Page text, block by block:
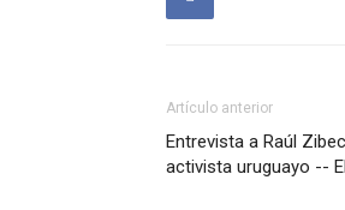
Artículo anterior
Entrevista a Raúl
activista uruguayo --